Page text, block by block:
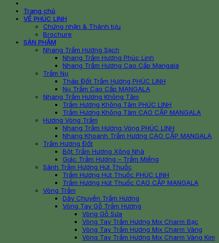
Trang chủ
VỀ PHÚC LINH
Chứng nhận & Thành tựu
Brochure
SẢN PHẨM
Nhang Trầm Hương Sạch
Nhang Trầm Hương Phúc Linh
Nhang Trầm Hương Cao Cấp Mangala
Trầm Nụ
Tháp Đốt Trầm Hương PHÚC LINH
Nụ Trầm Cao Cấp MANGALA
Nhang Trầm Hương Không Tăm
Trầm Hương Không Tăm PHÚC LINH
Trầm Hương Không Tăm CAO CẤP MANGALA
Hương Vòng Trầm
Nhang Trầm Hương Vòng PHÚC LINH
Nhang Khoanh Trầm Hương CAO CẤP MANGALA
Trầm Hương Đốt
Bột Trầm Hương Xông Nhà
Giác Trầm Hương – Trầm Miếng
Sánh Trầm Hương Hút Thuốc
Trầm Hương Hút Thuốc PHÚC LINH
Trầm Hương Hút Thuốc CAO CẤP MANGALA
Vòng Trầm
Dây Chuyền Trầm Hương
Vòng Tay Gỗ Trầm Hương
Vòng Gỗ Sưa
Vòng Tay Trầm Hương Mix Charm Bạc
Vòng Tay Trầm Hương Mix Charm Vàng
Vòng Tay Trầm Hương Mix Charm Vàng Kim